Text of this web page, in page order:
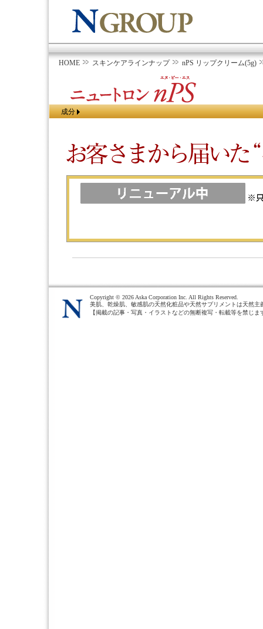
HOME スキンケアラインナップ nPS リップクリーム(5g)
成分
Copyright © 2026 Aska Corporation Inc. All Rights Reserved.
美肌、乾燥肌、敏感肌の天然化粧品や天然サプリメントは天然主
【掲載の記事・写真・イラストなどの無断複写・転載等を禁じま